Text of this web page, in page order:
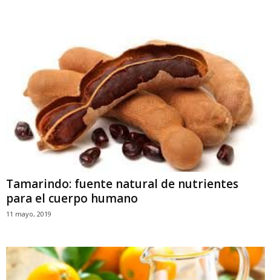
Tamarindo: fuente natural de nutrientes
para el cuerpo humano
11 mayo, 2019